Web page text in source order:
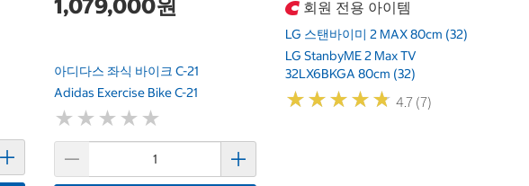
1,079,000원
아디다스 좌식 바이크 C-21
Adidas Exercise Bike C-21
★ ★ ★ ★ ★
★ ★ ★ ★ ★
회원 전용 아이템
LG 스탠바이미 2 MAX 80cm (32)
LG StanbyME 2 Max TV
32LX6BKGA 80cm (32)
★★★★★
★★★★★ 4.7 (7)